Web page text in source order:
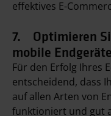
effektives E-
7. Optimieren
mobile Endgeräte
Für den Erfolg Ihres
entscheidend, dass
auf allen Arten von
funktioniert und gut